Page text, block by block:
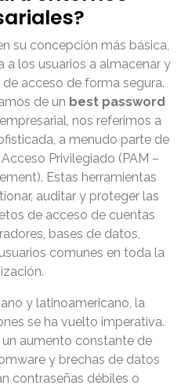
su concepción más básica,
a los usuarios a almacenar y
acceso de forma segura.
de un best password
nos referimos a
a menudo parte de
Privilegiado (PAM –
Estas herramientas
auditar y proteger las
de acceso de cuentas
bases de datos,
comunes en toda la
y latinoamericano, la
se ha vuelto imperativa.
aumento constante de
y brechas de datos
contraseñas débiles o